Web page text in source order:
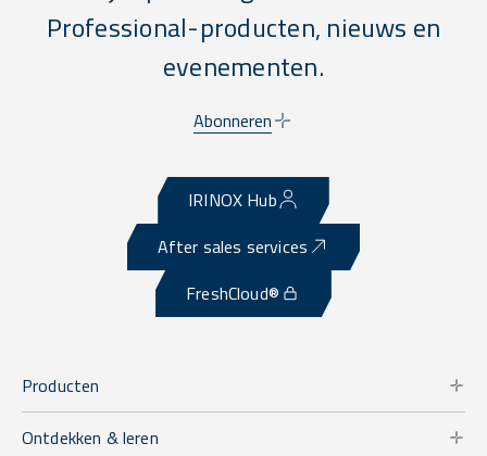
Professional-producten, nieuws en
evenementen.
Abonneren
IRINOX Hub
After sales services
FreshCloud®
Producten
Ontdekken & leren